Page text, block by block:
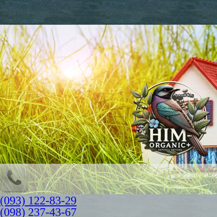
(093) 122-83-29
(098) 237-43-67